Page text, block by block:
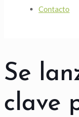
Contacto
Se
clave